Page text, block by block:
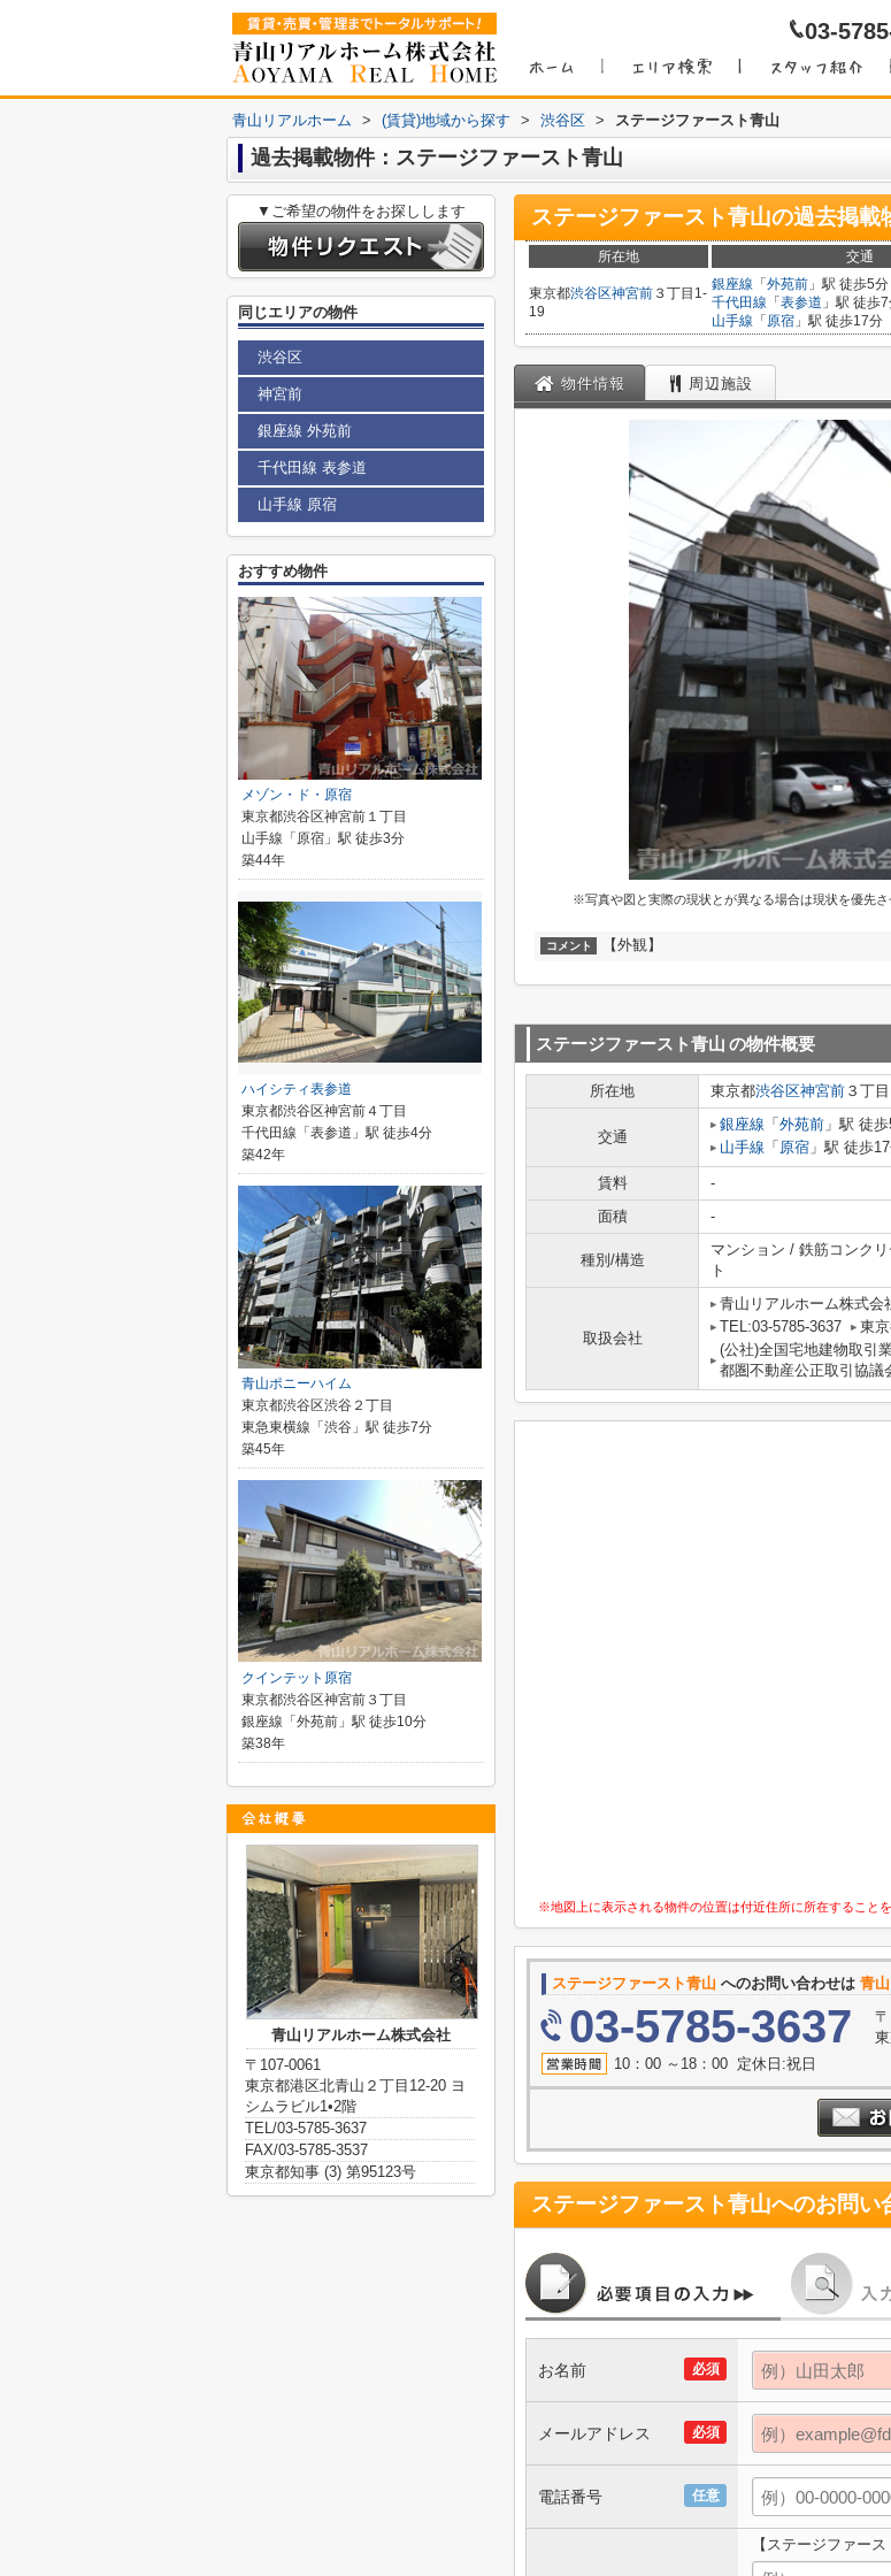
03-
青山リアルホーム > (賃貸)地域から探す > 渋谷区 > ステージファースト青山
過去掲載物件：ステージファースト青山
ステージファースト青山の過去掲載
所在地 交通
東京都渋谷区神宮前 ３丁目1-
19
銀座線 「 外苑前 」駅 徒歩5分
千代田線 「 表参道 」駅 徒歩
山手線 「 原宿 」駅 徒歩17分
物件情報 周辺施設
※写真や図と実際の現状とが異なる場合は現状を優先
コメント 【外観】
ステージファースト青山 の物件概要
所在地 東京都渋谷区神宮前 ３丁
交通
銀座線 「 外苑前 」駅 徒
山手線 「 原宿 」駅 徒歩
賃料 -
面積
-
種別/構造
マンション / 鉄筋コンクリ
ト
取扱会社
青山リアルホーム株式会
TEL:03-5785-3637
東
(公社)全国宅地建物取引
都圏不動産公正取引協議
※地図上に表示される物件の位置は付近住所に所在すること
ステージファースト青山 へのお問い合わせは 青
03-5785-3637
10：00 ～18：00 定休日:祝日
ステージファースト青山へのお問い
必須
お名前
必須
メールアドレス
任意
電話番号
【ステージファー
▼ご希望の物件をお探しします
同じエリアの物件
渋谷区
神宮前
銀座線 外苑前
千代田線 表参道
山手線 原宿
おすすめ物件
メゾン・ド・原宿
東京都渋谷区神宮前１丁目
山手線「原宿」駅 徒歩3分
築44年
ハイシティ表参道
東京都渋谷区神宮前４丁目
千代田線「表参道」駅 徒歩4分
築42年
青山ポニーハイム
東京都渋谷区渋谷２丁目
東急東横線「渋谷」駅 徒歩7分
築45年
クインテット原宿
東京都渋谷区神宮前３丁目
銀座線「外苑前」駅 徒歩10分
築38年
青山リアルホーム株式会社
〒107-0061
東京都港区北青山２丁目12-20 ヨ
シムラビル1•2階
TEL/03-5785-3637
FAX/03-5785-3537
東京都知事 (3) 第95123号